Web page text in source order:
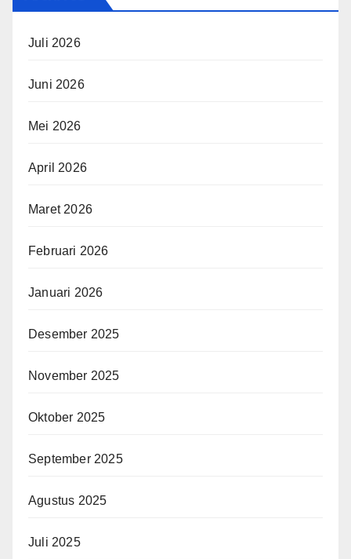
Juli 2026
Juni 2026
Mei 2026
April 2026
Maret 2026
Februari 2026
Januari 2026
Desember 2025
November 2025
Oktober 2025
September 2025
Agustus 2025
Juli 2025